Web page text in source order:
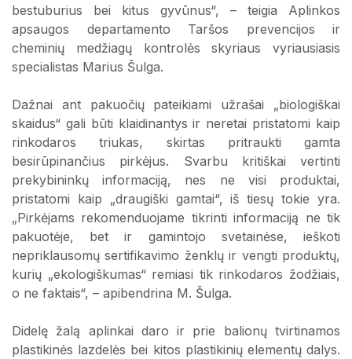
bestuburius bei kitus gyvūnus“, – teigia Aplinkos
apsaugos departamento Taršos prevencijos ir
cheminių medžiagų kontrolės skyriaus vyriausiasis
specialistas Marius Šulga.
Dažnai ant pakuočių pateikiami užrašai „biologiškai
skaidus“ gali būti klaidinantys ir neretai pristatomi kaip
rinkodaros triukas, skirtas pritraukti gamta
besirūpinančius pirkėjus. Svarbu kritiškai vertinti
prekybininkų informaciją, nes ne visi produktai,
pristatomi kaip „draugiški gamtai“, iš tiesų tokie yra.
„Pirkėjams rekomenduojame tikrinti informaciją ne tik
pakuotėje, bet ir gamintojo svetainėse, ieškoti
nepriklausomų sertifikavimo ženklų ir vengti produktų,
kurių „ekologiškumas“ remiasi tik rinkodaros žodžiais,
o ne faktais“, – apibendrina M. Šulga.
Didelę žalą aplinkai daro ir prie balionų tvirtinamos
plastikinės lazdelės bei kitos plastikinių elementų dalys.